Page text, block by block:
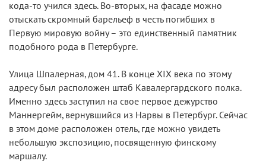
кода-то учился здесь. Во-вторых, на фасаде можно
отыскать скромный барельеф в честь погибших в
Первую мировую войну – это единственный памятник
подобного рода в Петербурге.
Улица Шпалерная, дом 41. В конце XIX века по этому
адресу был расположен штаб Кавалергардского полка.
Именно здесь заступил на свое первое дежурство
Маннергейм, вернувшийся из Нарвы в Петербург. Сейчас
в этом доме расположен отель, где можно увидеть
небольшую экспозицию, посвященную финскому
маршалу.